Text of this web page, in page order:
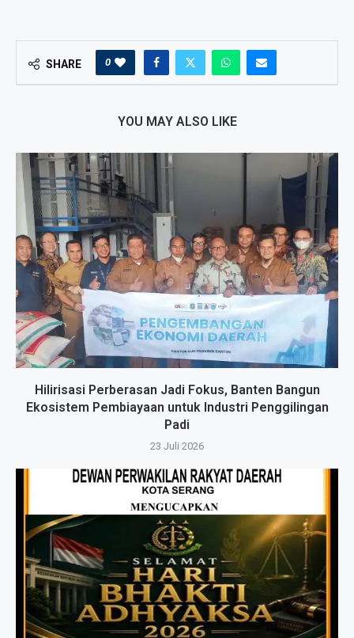
SHARE 0
YOU MAY ALSO LIKE
Hilirisasi Perberasan Jadi Fokus, Banten Bangun
Ekosistem Pembiayaan untuk Industri Penggilingan
Padi
23 Juli 2026